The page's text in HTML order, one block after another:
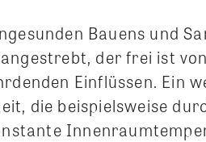
Bauens und
der frei ist
Einflüssen. Ein
die beispielsweise